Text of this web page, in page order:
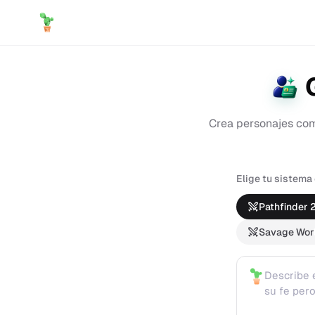
Crea personajes
Elige tu sistema
Pathfinder
Savage